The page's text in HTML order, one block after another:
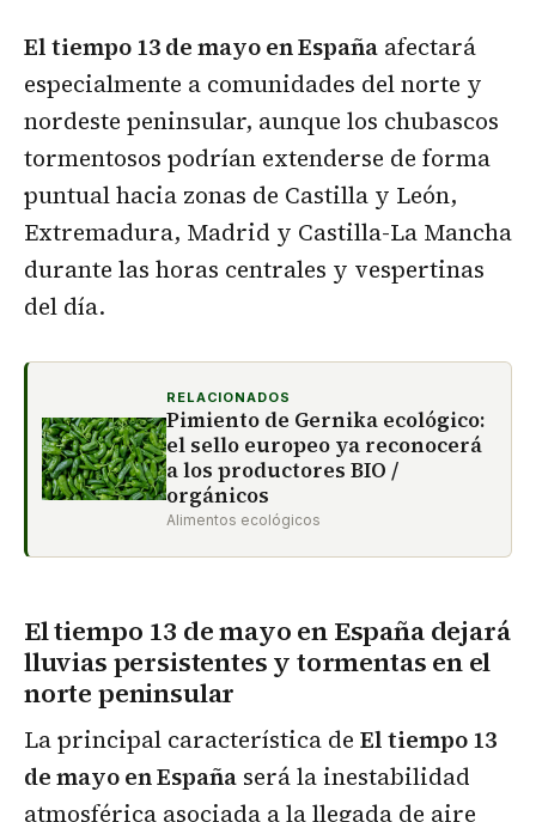
El tiempo 13 de mayo en España afectará
especialmente a comunidades del norte y
nordeste peninsular, aunque los chubascos
tormentosos podrían extenderse de forma
puntual hacia zonas de Castilla y León,
Extremadura, Madrid y Castilla-La Mancha
durante las horas centrales y vespertinas
del día.
RELACIONADOS
Pimiento de Gernika ecológico:
el sello europeo ya reconocerá
a los productores BIO /
orgánicos
Alimentos ecológicos
El tiempo 13 de mayo en España dejará
lluvias persistentes y tormentas en el
norte peninsular
La principal característica de El tiempo 13
de mayo en España será la inestabilidad
atmosférica asociada a la llegada de aire